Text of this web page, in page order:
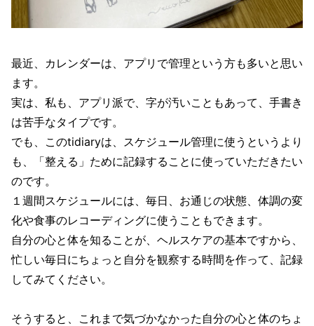
最近、カレンダーは、アプリで管理という方も多いと思い
ます。
実は、私も、アプリ派で、字が汚いこともあって、手書き
は苦手なタイプです。
でも、このtidiaryは、スケジュール管理に使うというより
も、「整える」ために記録することに使っていただきたい
のです。
１週間スケジュールには、毎日、お通じの状態、体調の変
化や食事のレコーディングに使うこともできます。
自分の心と体を知ることが、ヘルスケアの基本ですから、
忙しい毎日にちょっと自分を観察する時間を作って、記録
してみてください。
そうすると、これまで気づかなかった自分の心と体のちょ